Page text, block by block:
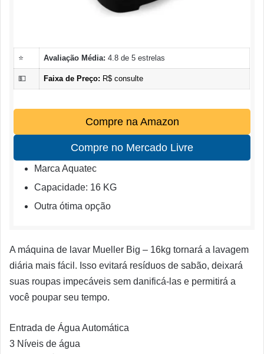
⭐ Avaliação Média: 4.8 de 5 estrelas
💵 Faixa de Preço: R$ consulte
Compre na Amazon
Compre no Mercado Livre
Marca Aquatec
Capacidade: 16 KG
Outra ótima opção
A máquina de lavar Mueller Big – 16kg tornará a lavagem
diária mais fácil. Isso evitará resíduos de sabão, deixará
suas roupas impecáveis sem danificá-las e permitirá a
você poupar seu tempo.
Entrada de Água Automática
3 Níveis de água